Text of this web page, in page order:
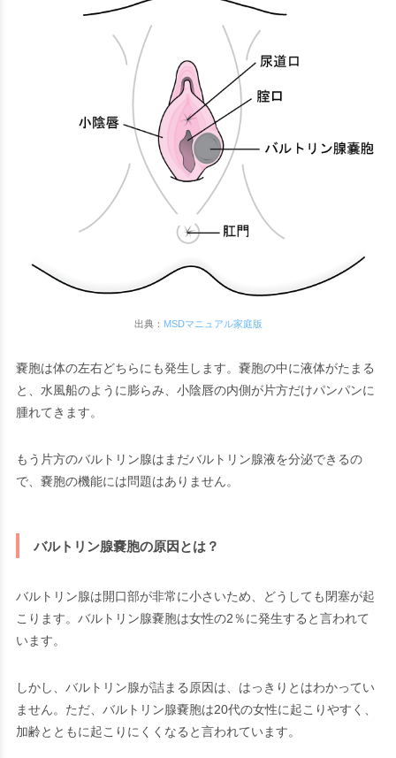
出典： MSDマニュアル家庭版
嚢胞は体の左右どちらにも発生します。嚢胞の中に液体がたまる
と、水風船のように膨らみ、小陰唇の内側が片方だけパンパンに
腫れてきます。
もう片方のバルトリン腺はまだバルトリン腺液を分泌できるの
で、嚢胞の機能には問題はありません。
バルトリン腺嚢胞の原因とは？
バルトリン腺は開口部が非常に小さいため、どうしても閉塞が起
こります。バルトリン腺嚢胞は女性の2％に発生すると言われて
います。
しかし、バルトリン腺が詰まる原因は、はっきりとはわかってい
ません。ただ、バルトリン腺嚢胞は20代の女性に起こりやすく、
加齢とともに起こりにくくなると言われています。